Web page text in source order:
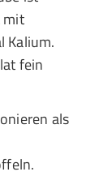
mit
Kalium.
fein
als